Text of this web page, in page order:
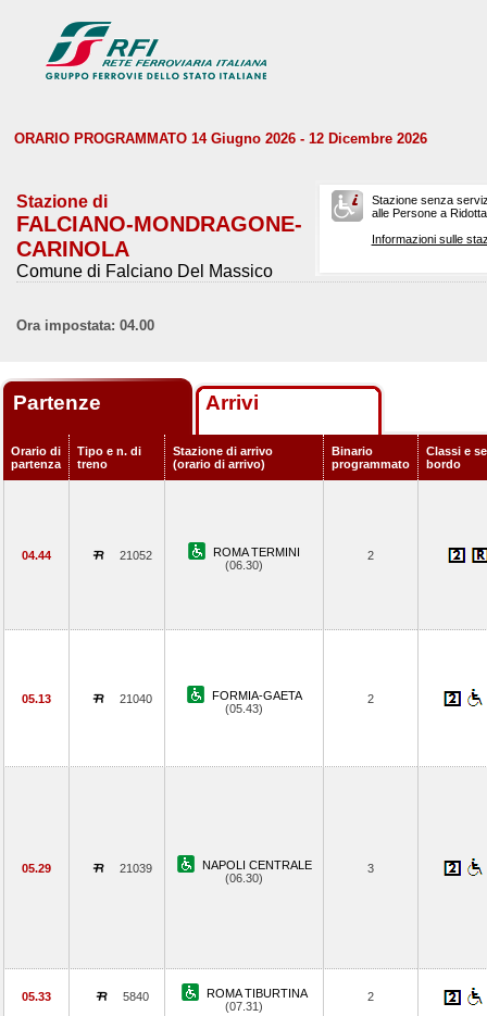
ORARIO PROGRAMMATO 14 Giugno 2026 - 12 Dicembre 2026
Stazione di
FALCIANO-MONDRAGONE-
CARINOLA
Comune di Falciano Del Massico
Stazione senza
alle Persone a
Informazioni sulle
Ora impostata: 04.00
Partenze Arrivi
Orario di
partenza
Tipo e n. di
treno
Stazione di arrivo
(orario di arrivo)
Binario
programmato
Classi e
bordo
04.44 21052
ROMA TERMINI
(06.30)
2
05.13 21040
FORMIA-GAETA
(05.43)
2
05.29 21039
NAPOLI CENTRALE
(06.30)
3
05.33 5840
ROMA TIBURTINA
(07.31)
2